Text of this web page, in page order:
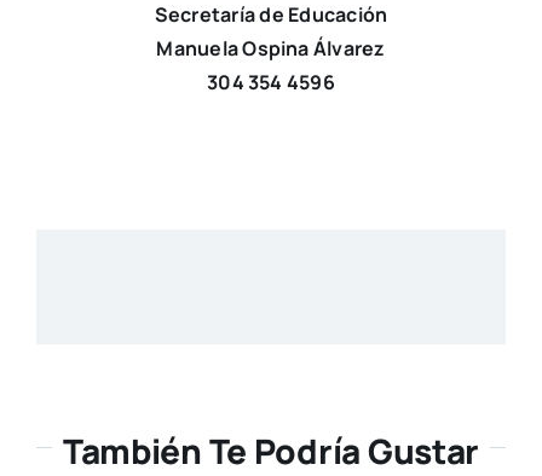
Secretaría de Educación
Manuela Ospina Álvarez
304 354 4596
También Te Podría Gustar